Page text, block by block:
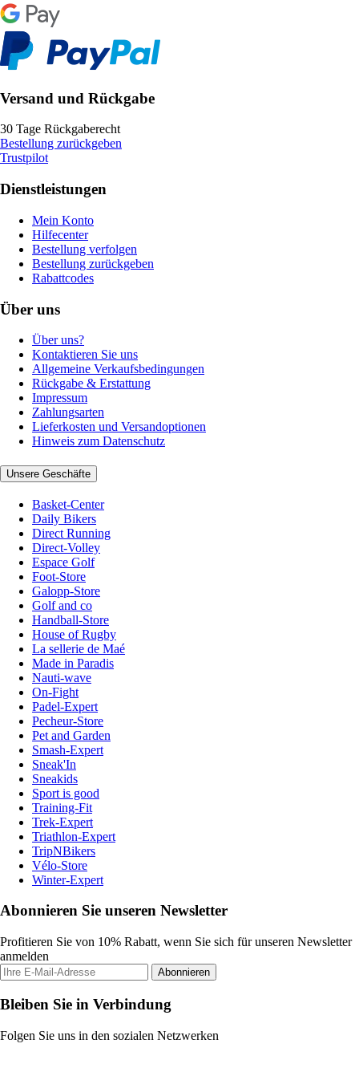
Versand und Rückgabe
30 Tage Rückgaberecht
Bestellung zurückgeben
Trustpilot
Dienstleistungen
Mein Konto
Hilfecenter
Bestellung verfolgen
Bestellung zurückgeben
Rabattcodes
Über uns
Über uns?
Kontaktieren Sie uns
Allgemeine Verkaufsbedingungen
Rückgabe & Erstattung
Impressum
Zahlungsarten
Lieferkosten und Versandoptionen
Hinweis zum Datenschutz
Unsere Geschäfte
Basket-Center
Daily Bikers
Direct Running
Direct-Volley
Espace Golf
Foot-Store
Galopp-Store
Golf and co
Handball-Store
House of Rugby
La sellerie de Maé
Made in Paradis
Nauti-wave
On-Fight
Padel-Expert
Pecheur-Store
Pet and Garden
Smash-Expert
Sneak'In
Sneakids
Sport is good
Training-Fit
Trek-Expert
Triathlon-Expert
TripNBikers
Vélo-Store
Winter-Expert
Abonnieren Sie unseren Newsletter
Profitieren Sie von 10% Rabatt, wenn Sie sich für unseren Newsletter
anmelden
Abonnieren
Bleiben Sie in Verbindung
Folgen Sie uns in den sozialen Netzwerken